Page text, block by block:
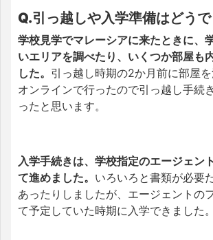
Q.引っ越しや入学準備はどうで
学校見学でマレーシアに来たときに、
いエリアを調べたり、いくつか部屋も
した。 引っ越し時期の2か月前に部屋
オンラインで行ったので引っ越し手続
ったと思います。
入学手続きは、学校指定のエージェン
て進めました。 いろいろ と書類が必要
あったりしましたが、エージェントの
て予定していた時期に入学できました。